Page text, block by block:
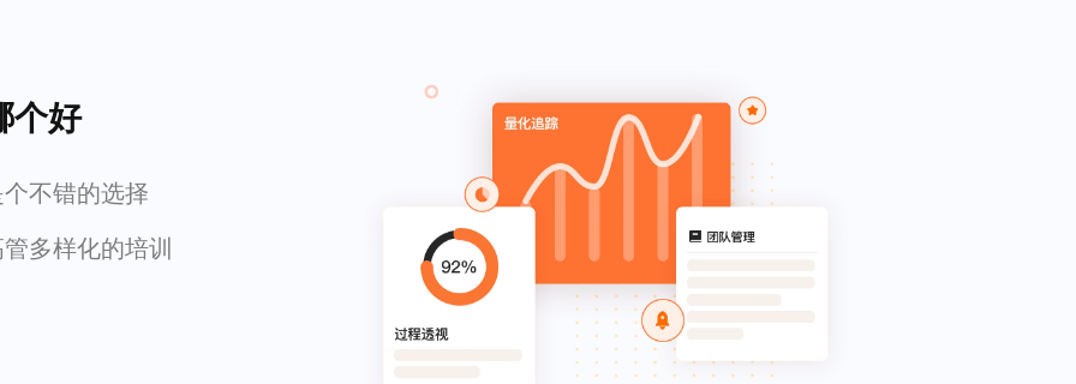
个好
不错的选择
多样化的培训